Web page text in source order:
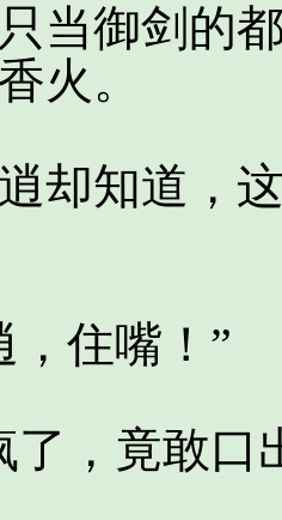
御剑的都
火。
知道，这
住嘴！”
，竟敢口